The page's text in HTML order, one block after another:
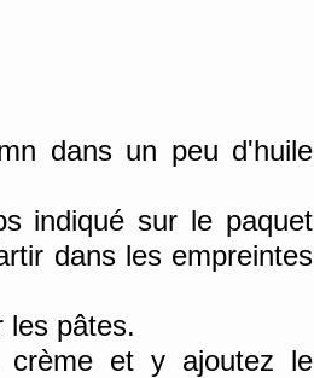
dans un peu d'huile
indiqué sur le paquet
dans les empreintes
les pâtes.
crème et y ajoutez le